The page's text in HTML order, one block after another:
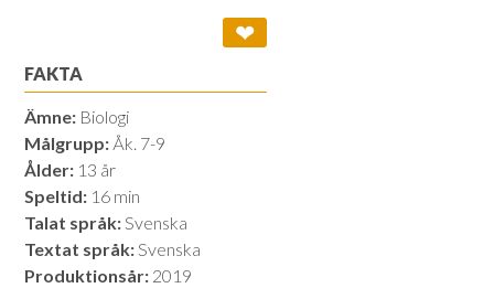
❤
FAKTA
Ämne: Biologi
Målgrupp: Åk. 7-9
Ålder: 13 år
Speltid: 16 min
Talat språk:Svenska
Textat språk:Svenska
Produktionsår: 2019